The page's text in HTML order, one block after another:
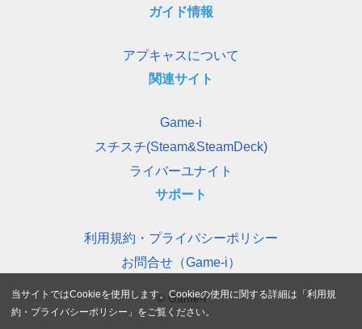
ガイド情報
アプキャスについて
関連サイト
Game-i
スチスチ(Steam&SteamDeck)
ライバーユナイト
サポート
利用規約・プライバシーポリシー
お問合せ（Game-i）
© Game-i
当サイトではCookieを使用します。Cookieの使用に関する詳細は「利用規
約・プライバシーポリシー 」をご覧ください。